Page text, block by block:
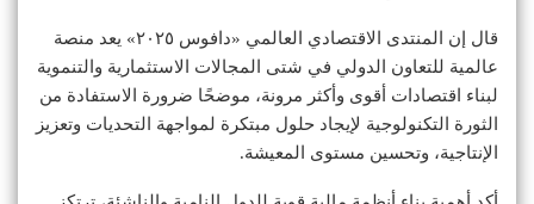
قال إن المنتدى الاقتصادي العالمي «دافوس ٢٠٢٥» يعد منصة
عالمية للتعاون الدولي في شتى المجالات الاستثمارية والتنموية
لبناء اقتصادات أقوى وأكثر مرونة، موضحًا ضرورة الاستفادة من
الثورة التكنولوجية لإيجاد حلول مبتكرة لمواجهة التحديات وتعزيز
الإنتاجية، وتحسين مستوى المعيشة.